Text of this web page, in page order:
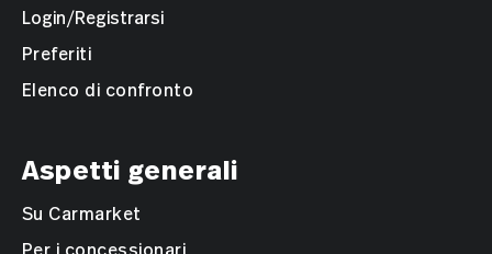
Login/Registrarsi
Preferiti
Elenco di confronto
Aspetti generali
Su Carmarket